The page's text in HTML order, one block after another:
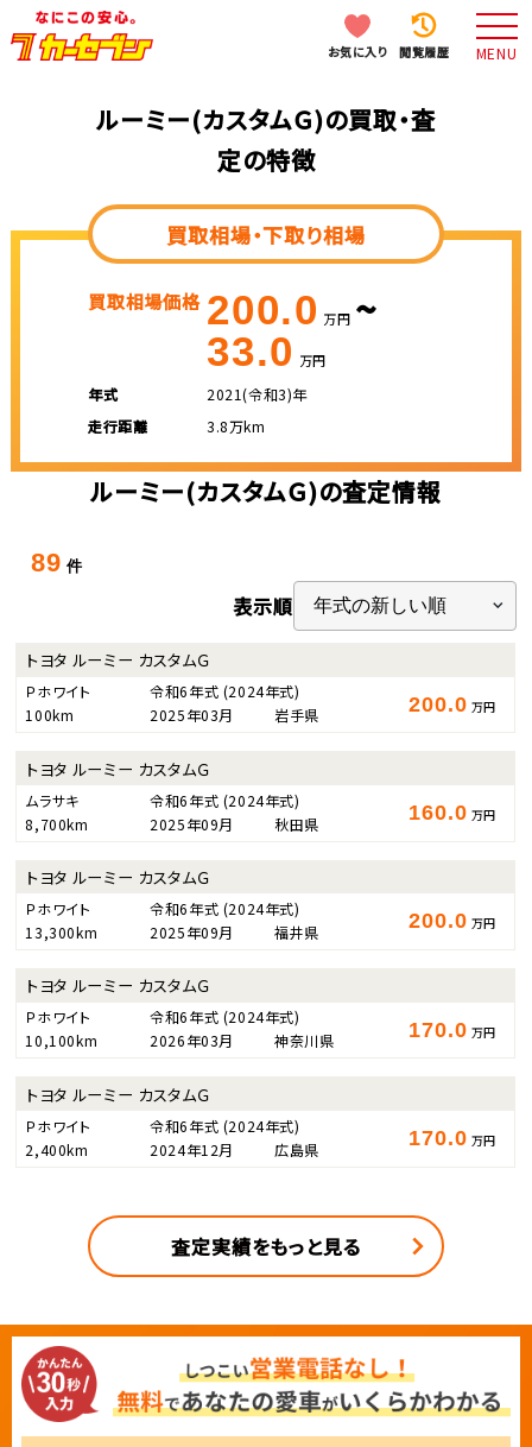
お気に入り 閲覧履歴 MENU
ルーミー(カスタムＧ)の買取・査
定の特徴
買取相場・下取り相場
買取相場価格 200.0 万円 ~
33.0 万円
年式
2021(令和3)年
走行距離
3.8万km
ルーミー(カスタムＧ)の査定情報
89 件
表示順
トヨタ ルーミー カスタムＧ
Ｐホワイト 令和6年式 (2024年式)
100km
2025年03月 岩手県 200.0 万円
トヨタ ルーミー カスタムＧ
ムラサキ 令和6年式 (2024年式)
8,700km
2025年09月 秋田県 160.0 万円
トヨタ ルーミー カスタムＧ
Ｐホワイト 令和6年式 (2024年式)
13,300km
2025年09月 福井県 200.0 万円
トヨタ ルーミー カスタムＧ
Ｐホワイト 令和6年式 (2024年式)
10,100km
2026年03月 神奈川県 170.0 万円
トヨタ ルーミー カスタムＧ
Ｐホワイト 令和6年式 (2024年式)
2,400km
2024年12月 広島県 170.0 万円
査定実績をもっと見る